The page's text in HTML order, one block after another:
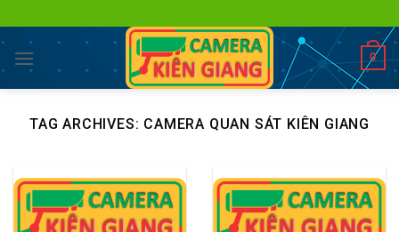
to
content
0
TAG ARCHIVES: CAMERA QUAN SÁT KIÊN GIANG